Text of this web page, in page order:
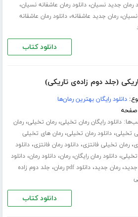
رمان جدید نسیان،دانلود رمان عاشفانه نسیان،
،رمان جدید عاشقانه،دانلود رمان عاشقانه
دانلود کتاب
(جلد دوم زاده‌ی تاریکی)
دانلود رایگان بهترین رمان‌ها
دانلود رایگان رمان تخیلی،رمان تخیلی،رمان
تخیلی،دانلود رمان تخیلی،رمان های تخیلی
،رمان تخیلی فانتزی،دانلود رمان فانتزی،دانلود
تخیلی،دانلود رمان رایگان،رمان،دانلود رمان،دانلود
جدید،رمان جدید،دانلود pdf رمان ، جلد دوم زاده
دانلود کتاب